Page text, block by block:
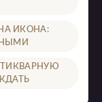
ИКОНА: